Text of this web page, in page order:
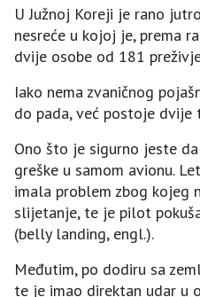
U Južnoj Koreji je rano
nesreće u kojoj je, prema
dvije osobe od 181
Iako nema zvaničnog
do pada, već postoje dvije
Ono što je sigurno jeste
greške u samom avionu.
imala problem zbog kojeg
slijetanje, te je pilot
(belly landing, engl.).
Međutim, po dodiru sa
te je imao direktan udar u